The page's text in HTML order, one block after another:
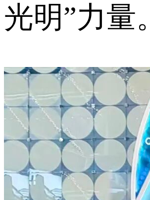
光明”力量。